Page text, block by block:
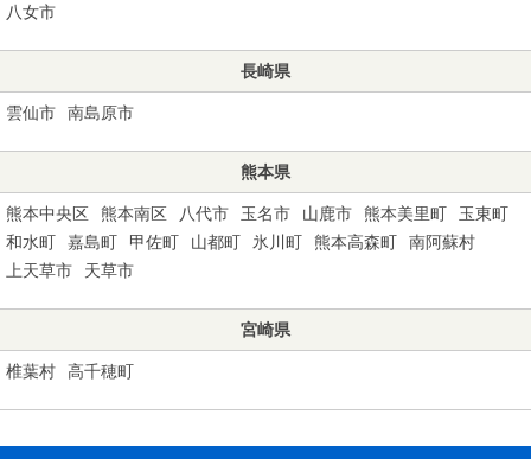
八女市
長崎県
雲仙市 南島原市
熊本県
熊本中央区 熊本南区 八代市 玉名市 山鹿市 熊本美里町
玉東町
和水町
嘉島町 甲佐町 山都町 氷川町 熊本高森町
南阿蘇村
上天草市
天草市
宮崎県
椎葉村 高千穂町